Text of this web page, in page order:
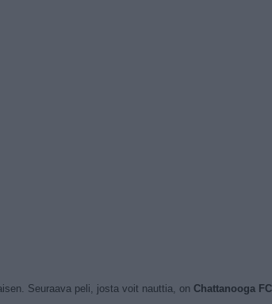
Seuraava peli, josta voit nauttia, on Chattanooga